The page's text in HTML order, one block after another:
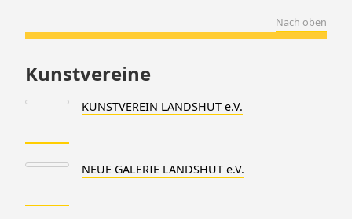
Nach oben
Kunstvereine
KUNSTVEREIN LANDSHUT e.V.
NEUE GALERIE LANDSHUT e.V.